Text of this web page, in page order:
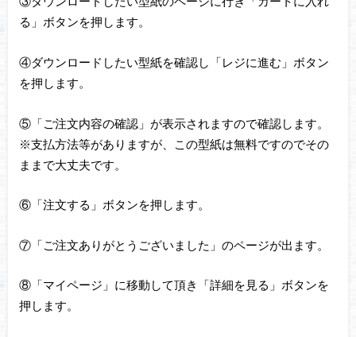
る」ボタンを押します。
④ダウンロードしたい型紙を確認し「レジに進む」ボタン
を押します。
⑤「ご注文内容の確認」が表示されますので確認します。
※支払方法等がありますが、この型紙は無料ですのでその
ままで大丈夫です。
⑥「注文する」ボタンを押します。
⑦「ご注文ありがとうございました」のページが出ます。
⑧「マイページ」に移動して頂き「詳細を見る」ボタンを
押します。